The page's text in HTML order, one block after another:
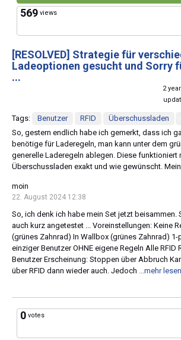
569 views
[RESOLVED] Strategie für
Ladeoptionen gesucht und Sorry
...
2
Tags: Benutzer RFID Überschussladen
So, gestern endlich habe ich gemerkt, dass ich
benötige für Laderegeln, man kann unter dem
generelle Laderegeln ablegen. Diese funktioniert
Überschussladen exakt und wie gewünscht. Mein
moin
22. August 2024 12:38
So, ich denk ich habe mein Set jetzt beisammen.
auch kurz angetestet ... Voreinstellungen: Keine
(grünes Zahnrad) In Wallbox (grünes Zahnrad) 1-
einziger Benutzer OHNE eigene Regeln Alle RFID
Benutzer Erscheinung: Stoppen über Abbruch
über RFID dann wieder auch. Jedoch
...mehr lesen
0 votes